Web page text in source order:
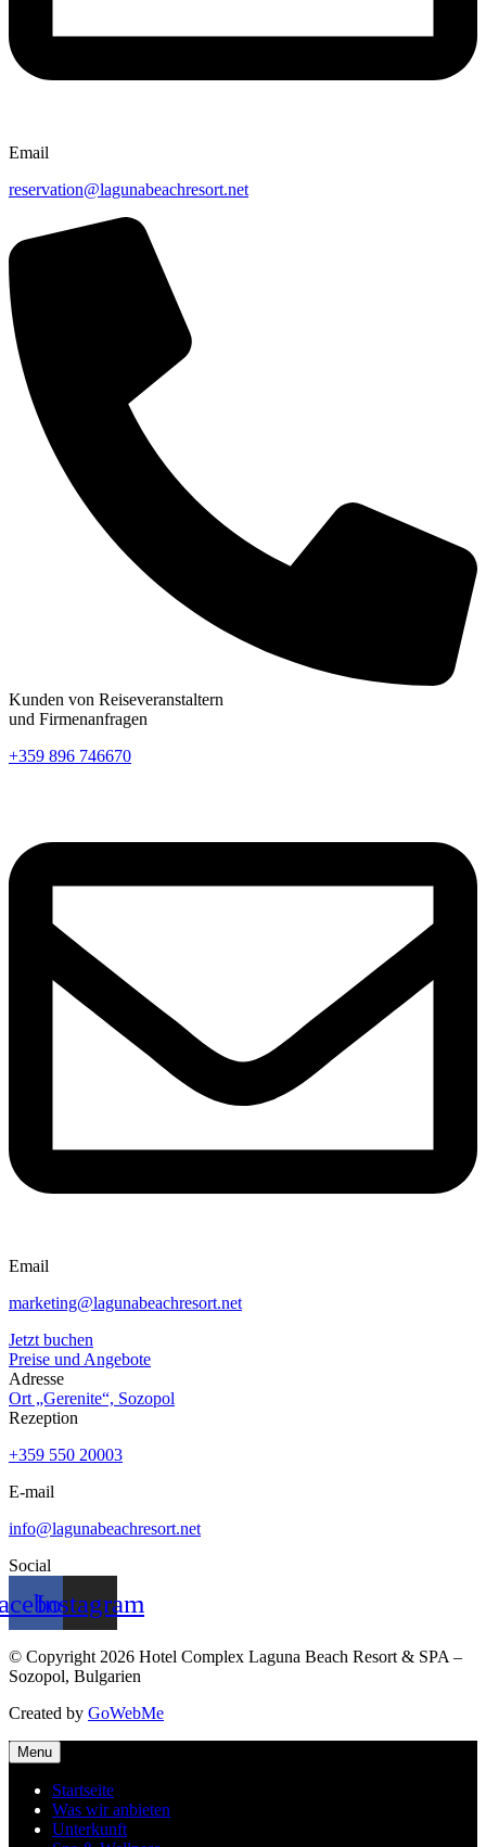
Email
reservation@lagunabeachresort.net
Kunden von Reiseveranstaltern
und Firmenanfragen
+359 896 746670
Email
marketing@lagunabeachresort.net
Jetzt buchen
Preise und Angebote
Adresse
Ort „Gerenite“, Sozopol
Rezeption
+359 550 20003
E-mail
info@lagunabeachresort.net
Social
Instagram
© Copyright 2026 Hotel Complex Laguna Beach Resort & SPA –
Sozopol, Bulgarien
Created by GoWebMe
Menu
Startseite
Was wir anbieten
Unterkunft